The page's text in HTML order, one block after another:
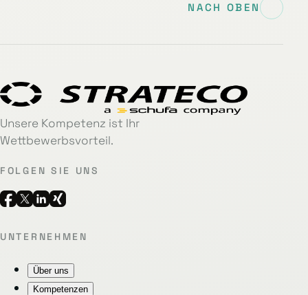
NACH OBEN
Unsere Kompetenz ist Ihr
Wettbewerbsvorteil.
FOLGEN SIE UNS
UNTERNEHMEN
Über uns
Kompetenzen